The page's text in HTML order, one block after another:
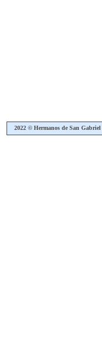
2022 © Hermanos de San Gabriel